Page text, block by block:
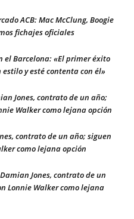
ACB: Mac McClung, Boogie
fichajes oficiales
el Barcelona: «El primer éxito
y esté contenta con él»
Jones, contrato de un año;
Walker como lejana opción
contrato de un año; siguen
como lejana opción
Jones, contrato de un
Lonnie Walker como lejana